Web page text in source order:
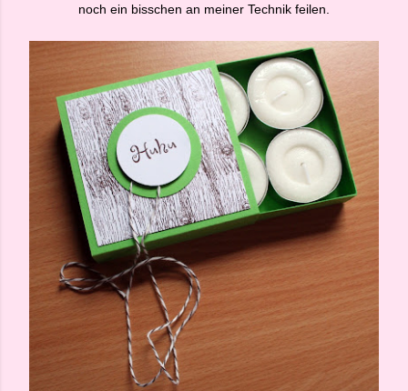
noch ein bisschen an meiner Technik feilen.